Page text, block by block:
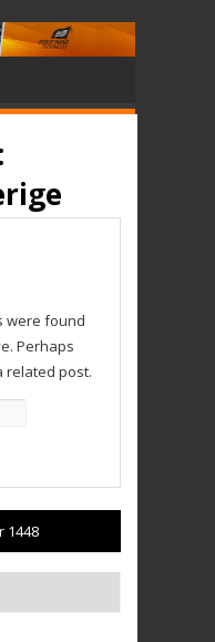
were found
Perhaps
related post.
1448